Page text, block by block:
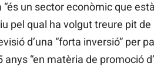
un sector econòmic que
pel qual ha volgut treure pit de
d’una “forta inversió” per
“en matèria de promoció